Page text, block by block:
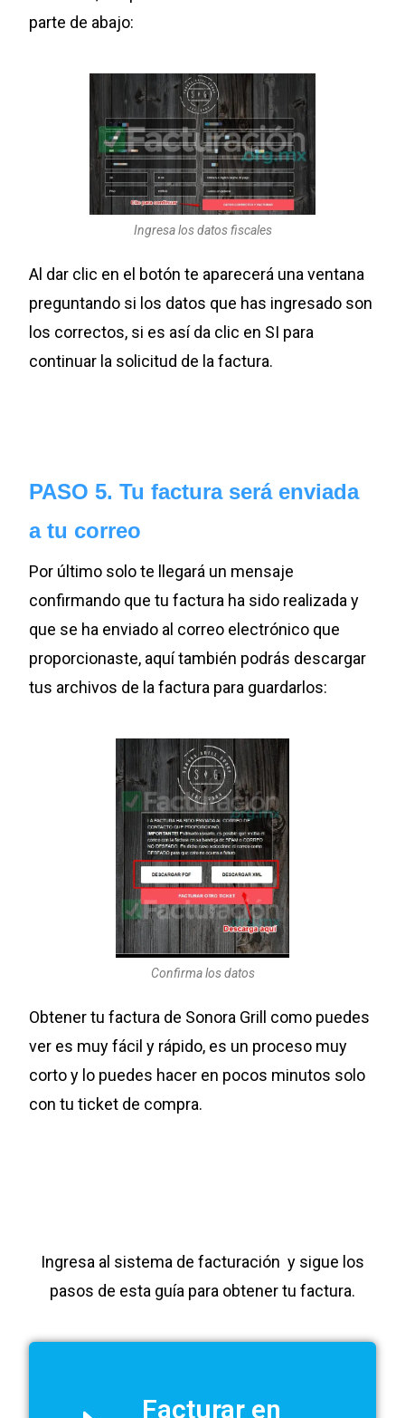
parte de abajo:
Ingresa los datos fiscales
Al dar clic en el botón te aparecerá una ventana
preguntando si los datos que has ingresado son
los correctos, si es así da clic en SI para
continuar la solicitud de la factura.
PASO 5. Tu factura será enviada
a tu correo
Por último solo te llegará un mensaje
confirmando que tu factura ha sido realizada y
que se ha enviado al correo electrónico que
proporcionaste, aquí también podrás descargar
tus archivos de la factura para guardarlos:
Confirma los datos
Obtener tu factura de Sonora Grill como puedes
ver es muy fácil y rápido, es un proceso muy
corto y lo puedes hacer en pocos minutos solo
con tu ticket de compra.
Ingresa al sistema de facturación y sigue los
pasos de esta guía para obtener tu factura.
Facturar en